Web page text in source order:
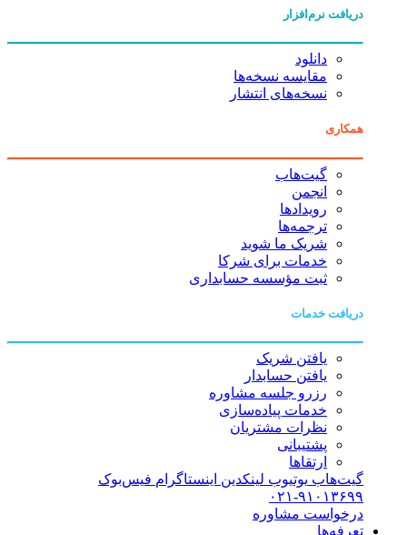
دریافت نرم‌افزار
دانلود
مقایسه نسخه‌ها
نسخه‌های انتشار
همکاری
گیت‌هاب
انجمن
رویدادها
ترجمه‌ها
شریک ما شوید
خدمات برای شرکا
ثبت مؤسسه حسابداری
دریافت خدمات
یافتن شریک
یافتن حسابدار
رزرو جلسه مشاوره
خدمات پیاده‌سازی
نظرات مشتریان
پشتیبانی
ارتقاها
گیت‌هاب یوتیوب لینکدین اینستاگرام فیس‌بوک
۰۲۱-۹۱۰۱۳۶۹۹
درخواست مشاوره
تعرفه‌ها